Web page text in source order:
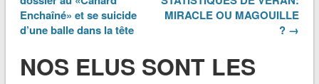
Enchaîné» et se suicide
d’une balle dans la tête
MIRACLE OU MAGOUILLE
? →
NOS ELUS SONT LES